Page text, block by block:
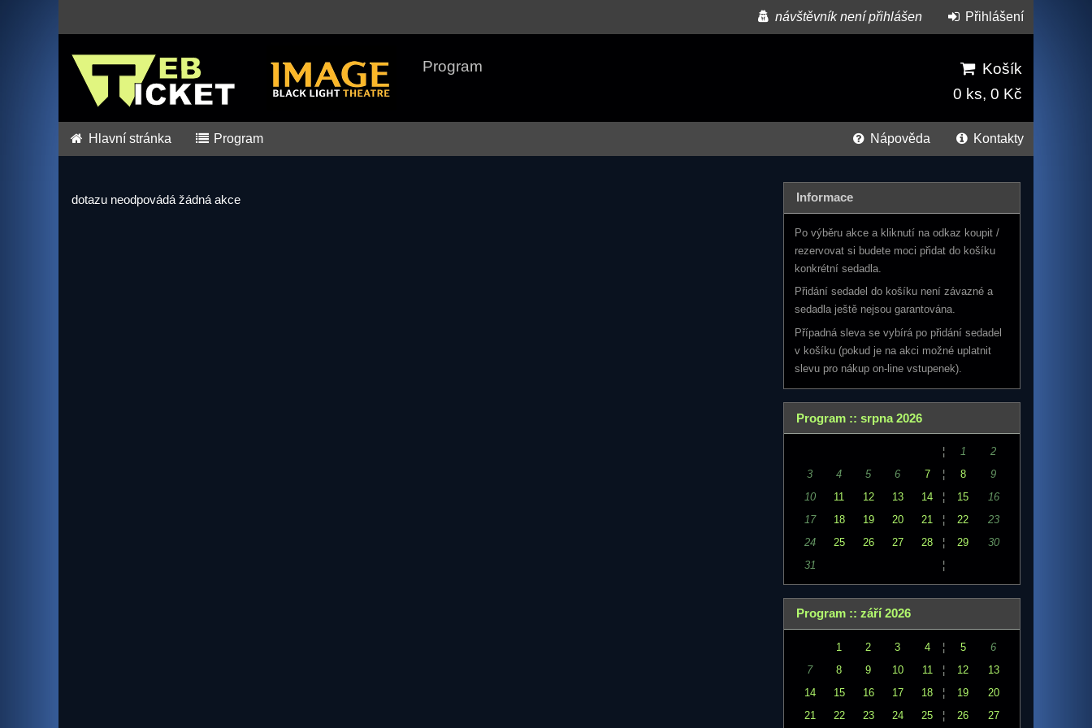
Program
Košík
0 ks, 0 Kč
návštěvník není přihlášen Přihlášení
Hlavní stránka Program Nápověda Kontakty
Informace
Po výběru akce a kliknutí na odkaz koupit /
rezervovat si budete moci přidat do košíku
konkrétní sedadla.
Přidání sedadel do košíku není závazné a
sedadla ještě nejsou garantována.
Případná sleva se vybírá po přidání sedadel
v košíku (pokud je na akci možné uplatnit
slevu pro nákup on-line vstupenek).
Program :: srpna 2026
¦ 1
2
3
4 5 6 7 ¦ 8
9
10
11 12 13 14 ¦ 15
16
17
18 19 20 21 ¦ 22
23
24
25 26 27 28 ¦ 29
30
31
¦
Program :: září 2026
1 2 3 4 ¦ 5
6
7
8 9 10 11 ¦ 12
13
14
15 16 17 18 ¦ 19
20
21
22 23 24 25 ¦ 26 27
dotazu neodpovádá žádná akce